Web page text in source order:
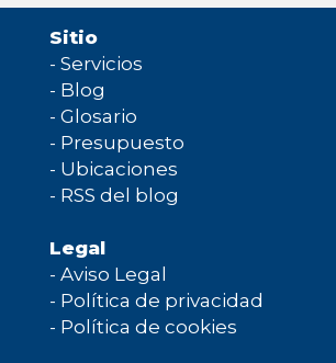
Sitio
- Servicios
- Blog
- Glosario
- Presupuesto
- Ubicaciones
- RSS del blog
Legal
- Aviso Legal
- Política de privacidad
- Política de cookies